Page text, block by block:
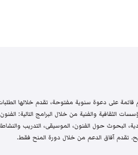
قائمة على دعوة سنوية مفتوحة، تقدم خلالها
الثقافية والفنية من خلال البرامج التالية:
البحوث حول الفنون، الموسيقى، التدريب
تقدم آفاق الدعم من خلال دورة المنح فقط.